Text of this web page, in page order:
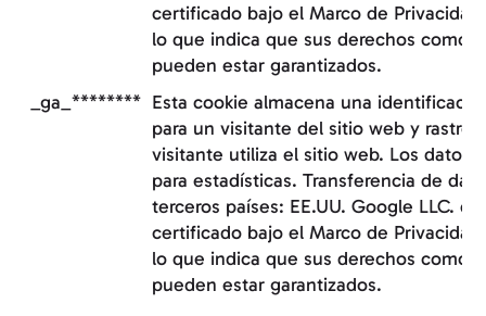
certificado bajo el Marco de
lo que indica que sus derechos como
pueden estar garantizados.
_ga_******** Esta cookie almacena una
para un visitante del sitio web y
visitante utiliza el sitio web. Los datos
para estadísticas. Transferencia de
terceros países: EE.UU. Google LLC.
certificado bajo el Marco de
lo que indica que sus derechos como
pueden estar garantizados.